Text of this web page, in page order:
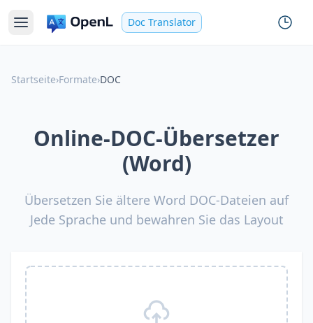
Doc Translator
Startseite›Formate›DOC
Online-DOC-Übersetzer
(Word)
Übersetzen Sie ältere Word DOC-Dateien auf
Jede Sprache und bewahren Sie das Layout